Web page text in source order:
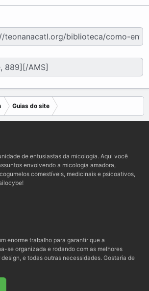
Guias do site
de entusiastas da micologia. Aqui você
envolvendo a micologia amadora,
comestíveis, medicinais e psicoativos,
enorme trabalho para garantir que a
se organizada e rodando com as melhores
e todas outras necessidades. Gostaria de